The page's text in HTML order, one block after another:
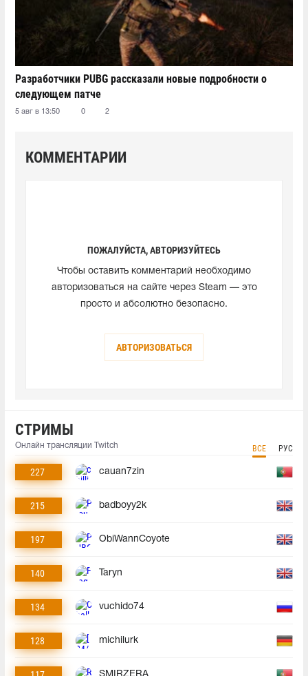
Разработчики PUBG рассказали новые подробности о
следующем патче
5 авг в 13:50 0 2
КОММЕНТАРИИ
ПОЖАЛУЙСТА, АВТОРИЗУЙТЕСЬ
Чтобы оставить комментарий необходимо
авторизоваться на сайте через Steam — это
просто и абсолютно безопасно.
АВТОРИЗОВАТЬСЯ
СТРИМЫ
Онлайн трансляции Twitch ВСЕ РУС
227 cauan7zin
215 badboyy2k
197 ObiWannCoyote
140 Taryn
134 vuchido74
128 michilurk
SMIRZERA